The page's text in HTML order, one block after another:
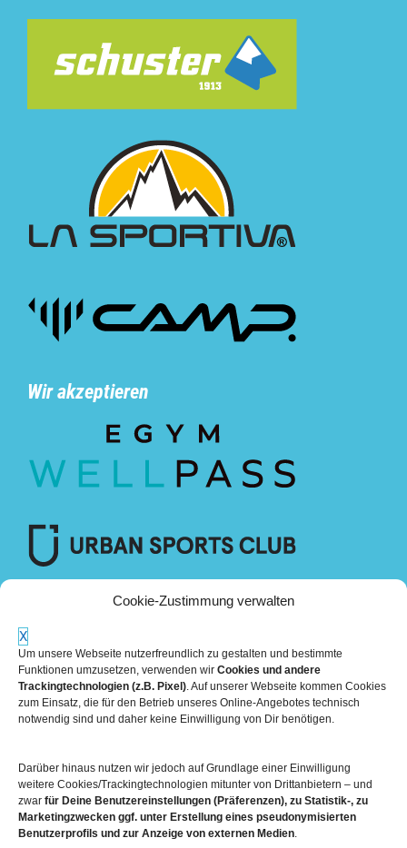
Cookie-Zustimmung verwalten
X
Um unsere Webseite nutzerfreundlich zu gestalten und bestimmte
Funktionen umzusetzen, verwenden wir Cookies und andere
Trackingtechnologien (z.B. Pixel). Auf unserer Webseite kommen Cookies
zum Einsatz, die für den Betrieb unseres Online-Angebotes technisch
notwendig sind und daher keine Einwilligung von Dir benötigen.
Darüber hinaus nutzen wir jedoch auf Grundlage einer Einwilligung
weitere Cookies/Trackingtechnologien mitunter von Drittanbietern – und
zwar für Deine Benutzereinstellungen (Präferenzen), zu Statistik-, zu
Marketingzwecken ggf. unter Erstellung eines pseudonymisierten
Benutzerprofils und zur Anzeige von externen Medien.
Wir akzeptieren
Mehr über die Boulderwelt
Unsere Hallen im Überblick